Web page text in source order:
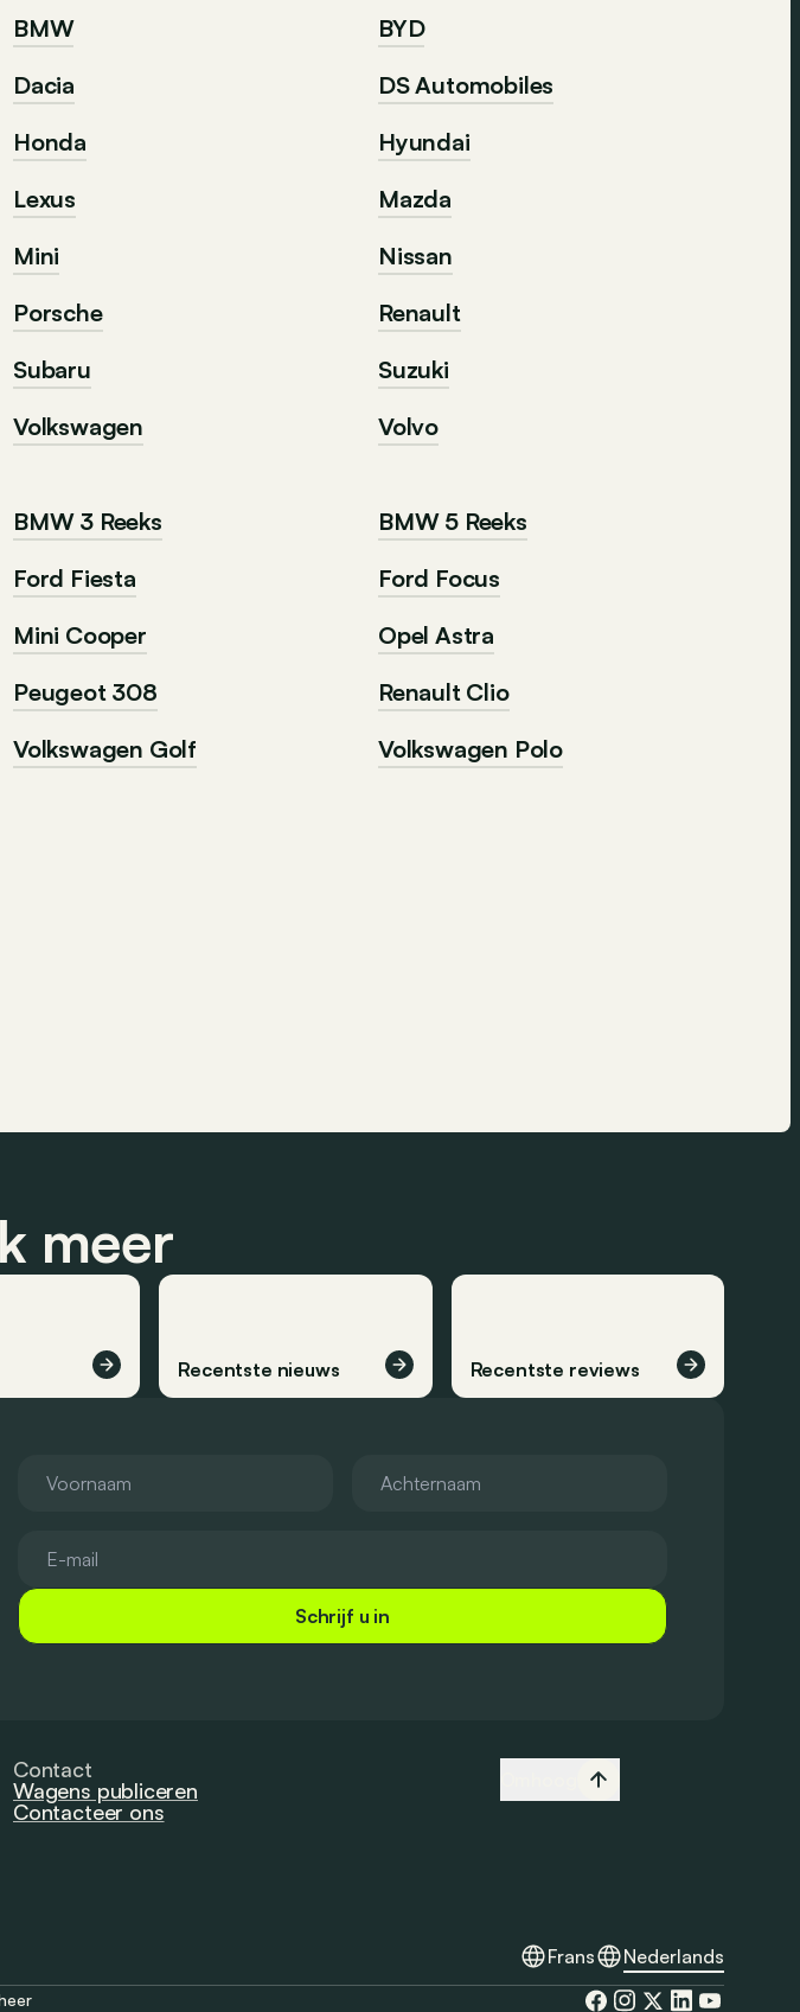
BMW
BYD
Dacia
DS Automobiles
Honda
Hyundai
Lexus
Mazda
Mini
Nissan
Porsche
Renault
Subaru
Suzuki
Volkswagen Volvo
BMW 3 Reeks
BMW 5 Reeks
Ford Fiesta
Ford Focus
Mini Cooper
Opel Astra
Peugeot 308
Renault Clio
Volkswagen Golf Volkswagen Polo
meer
Recentste nieuws Recentste reviews
Schrijf u in
Contact
Wagens publiceren
Contacteer ons
Frans
Nederlands